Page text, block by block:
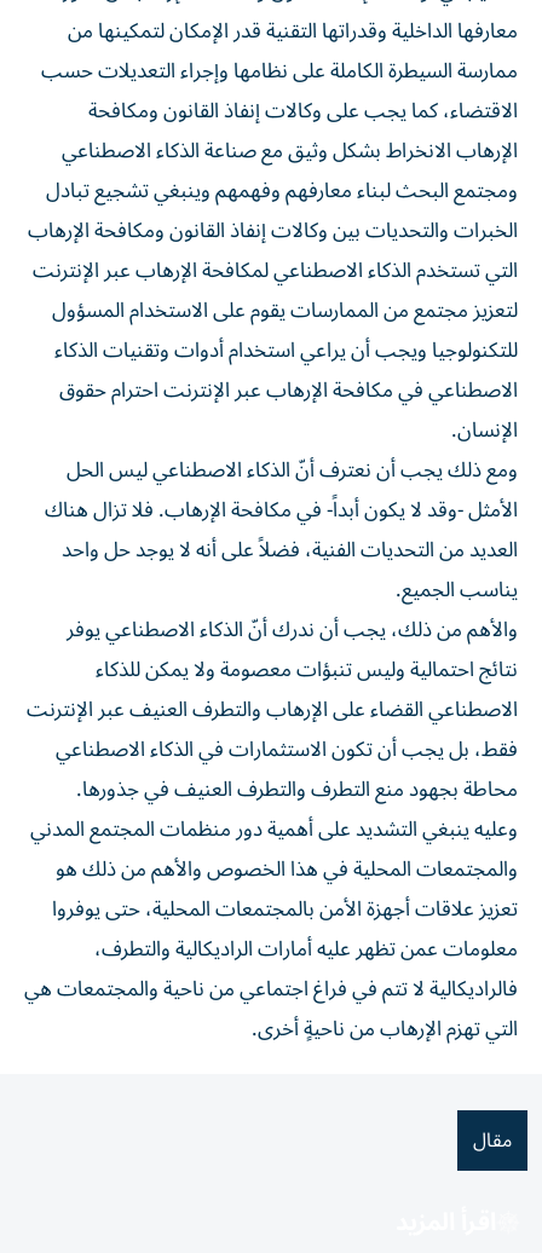
معارفها الداخلية وقدراتها التقنية قدر الإمكان لتمكينها من
ممارسة السيطرة الكاملة على نظامها وإجراء التعديلات حسب
الاقتضاء، كما يجب على وكالات إنفاذ القانون ومكافحة
الإرهاب الانخراط بشكل وثيق مع صناعة الذكاء الاصطناعي
ومجتمع البحث لبناء معارفهم وفهمهم وينبغي تشجيع تبادل
الخبرات والتحديات بين وكالات إنفاذ القانون ومكافحة الإرهاب
التي تستخدم الذكاء الاصطناعي لمكافحة الإرهاب عبر الإنترنت
لتعزيز مجتمع من الممارسات يقوم على الاستخدام المسؤول
للتكنولوجيا ويجب أن يراعي استخدام أدوات وتقنيات الذكاء
الاصطناعي في مكافحة الإرهاب عبر الإنترنت احترام حقوق
الإنسان.
ومع ذلك يجب أن نعترف أنّ الذكاء الاصطناعي ليس الحل
الأمثل -وقد لا يكون أبداً- في مكافحة الإرهاب. فلا تزال هناك
العديد من التحديات الفنية، فضلاً على أنه لا يوجد حل واحد
يناسب الجميع.
والأهم من ذلك، يجب أن ندرك أنّ الذكاء الاصطناعي يوفر
نتائج احتمالية وليس تنبؤات معصومة ولا يمكن للذكاء
الاصطناعي القضاء على الإرهاب والتطرف العنيف عبر الإنترنت
فقط، بل يجب أن تكون الاستثمارات في الذكاء الاصطناعي
محاطة بجهود منع التطرف والتطرف العنيف في جذورها.
وعليه ينبغي التشديد على أهمية دور منظمات المجتمع المدني
والمجتمعات المحلية في هذا الخصوص والأهم من ذلك هو
تعزيز علاقات أجهزة الأمن بالمجتمعات المحلية، حتى يوفروا
معلومات عمن تظهر عليه أمارات الراديكالية والتطرف،
فالراديكالية لا تتم في فراغ اجتماعي من ناحية والمجتمعات هي
التي تهزم الإرهاب من ناحيةٍ أخرى.
مقال